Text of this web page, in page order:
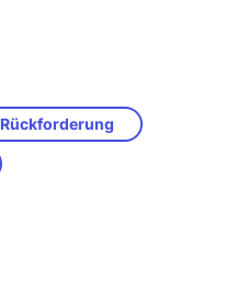
Rückforderung